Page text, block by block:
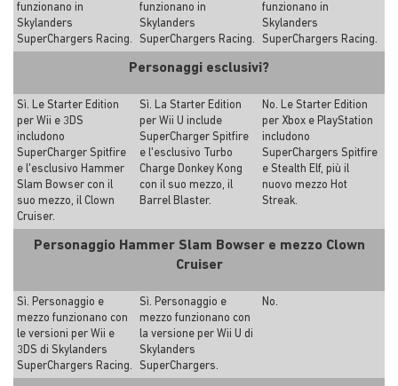
funzionano in
Skylanders
SuperChargers Racing.
funzionano in
Skylanders
SuperChargers Racing.
funzionano in
Skylanders
SuperChargers Racing.
Personaggi esclusivi?
Sì. Le Starter Edition
per Wii e 3DS
includono
SuperCharger Spitfire
e l'esclusivo Hammer
Slam Bowser con il
suo mezzo, il Clown
Cruiser.
Sì. La Starter Edition
per Wii U include
SuperCharger Spitfire
e l'esclusivo Turbo
Charge Donkey Kong
con il suo mezzo, il
Barrel Blaster.
No. Le Starter Edition
per Xbox e PlayStation
includono
SuperChargers Spitfire
e Stealth Elf, più il
nuovo mezzo Hot
Streak.
Personaggio Hammer Slam Bowser e mezzo Clown
Cruiser
Sì. Personaggio e
mezzo funzionano con
le versioni per Wii e
3DS di Skylanders
SuperChargers Racing.
Sì. Personaggio e
mezzo funzionano con
la versione per Wii U di
Skylanders
SuperChargers.
No.